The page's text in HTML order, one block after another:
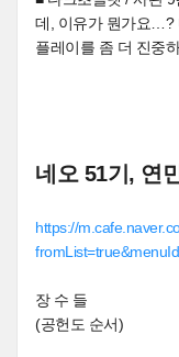
데, 이유가 뭔가요…?
플레이를 좀 더 진중
네오 51기, 연
https://
장 수 들
(공헌도 순서)